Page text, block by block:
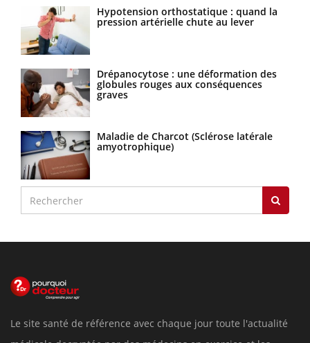
Hypotension orthostatique : quand la
pression artérielle chute au lever
Drépanocytose : une déformation des
globules rouges aux conséquences
graves
Maladie de Charcot (Sclérose latérale
amyotrophique)
Le site santé de référence avec chaque jour toute l'actualité